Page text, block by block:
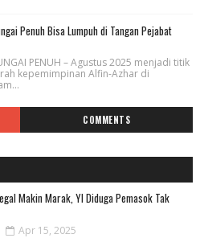
Penuh Bisa Lumpuh di Tangan Pejabat
PENUH – Agustus 2025 menjadi titik
kepemimpinan Alfin-Azhar di
COMMENTS
Makin Marak, YI Diduga Pemasok Tak
Apr 15, 2025